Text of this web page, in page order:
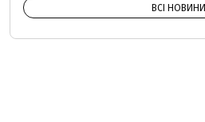
ВСІ НОВИНИ